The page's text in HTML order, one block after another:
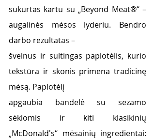
sukurtas kartu su „Beyond Meat®“ –
augalinės mėsos lyderiu. Bendro
darbo rezultatas –
švelnus ir sultingas paplotėlis, kurio
tekstūra ir skonis primena tradicinę
mėsą. Paplotėlį
apgaubia bandelė su sezamo
sėklomis ir kiti klasikinių
„McDonald's“ mėsainių ingredientai: